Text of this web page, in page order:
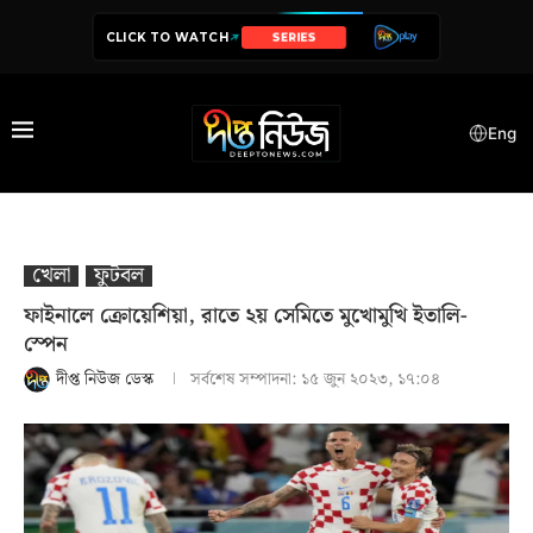
CLICK TO WATCH SERIES
Eng
খেলা
ফুটবল
ফাইনালে ক্রোয়েশিয়া, রাতে ২য় সেমিতে মুখোমুখি ইতালি-
স্পেন
দীপ্ত নিউজ ডেস্ক সর্বশেষ সম্পাদনা: ১৫ জুন ২০২৩, ১৭:০৪